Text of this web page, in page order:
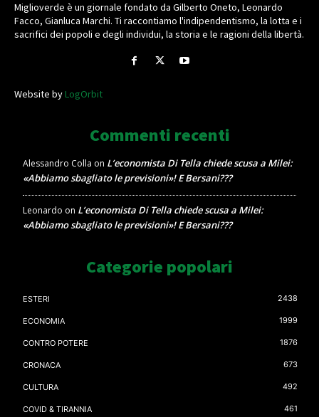
Miglioverde è un giornale fondato da Gilberto Oneto, Leonardo
Facco, Gianluca Marchi. Ti raccontiamo l'indipendentismo, la lotta e i
sacrifici dei popoli e degli individui, la storia e le ragioni della libertà.
Website byLogOrbit
Commenti recenti
Alessandro Colla on L’economista Di Tella chiede scusa a Milei:
«Abbiamo sbagliato le previsioni»! E Bersani???
Leonardo on L’economista Di Tella chiede scusa a Milei:
«Abbiamo sbagliato le previsioni»! E Bersani???
Categorie popolari
ESTERI 2438
ECONOMIA 1999
CONTRO POTERE 1876
CRONACA 673
CULTURA 492
COVID & TIRANNIA 461